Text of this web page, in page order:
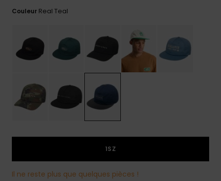
et notre
formulaire
de
Consulter
la FAQ
Couleur Real Teal
1SZ
Il ne reste plus que quelques pièces !